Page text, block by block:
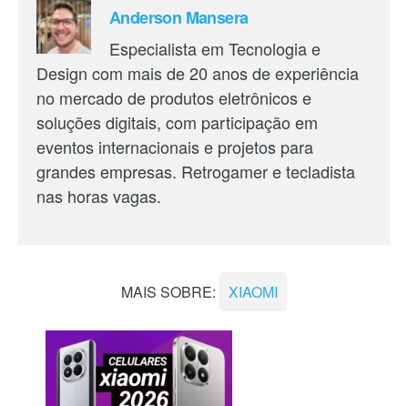
Anderson Mansera
Especialista em Tecnologia e
Design com mais de 20 anos de experiência
no mercado de produtos eletrônicos e
soluções digitais, com participação em
eventos internacionais e projetos para
grandes empresas. Retrogamer e tecladista
nas horas vagas.
MAIS SOBRE: XIAOMI